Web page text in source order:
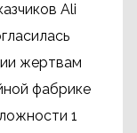
Ali
жертвам
фабрике
1